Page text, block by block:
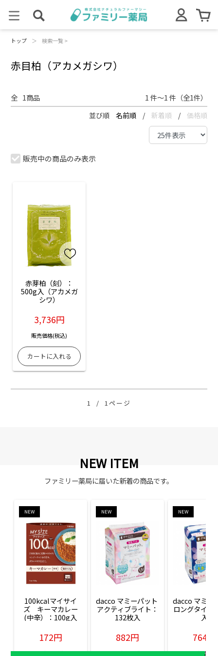
トップ ＞ 検索一覧 >
赤目柏（アカメガシワ）
全 1商品 1 件～1 件（全1件）
並び順 名前順 / 新着順 / 価格順
販売中の商品のみ表示
赤芽柏（刻）：
500g入（アカメガ
シワ）
3,736円
販売価格(税込)
1 / 1ページ
NEW ITEM
ファミリー薬局に届いた新着の商品です。
NEW
100kcalマイサイ
ズ　キーマカレー
(中辛）：100g入
172円
販売価格(税込)
NEW
dacco マミーパット
アクティブライト：
132枚入
882円
販売価格(税込)
NEW
dacco マミー
ロングタイム
入
764円
販売価格(税